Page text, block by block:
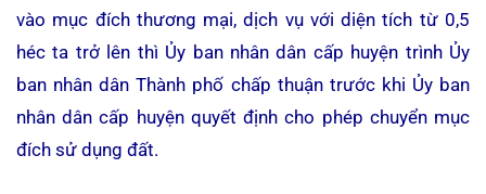
vào mục đích thương mại, dịch vụ với diện tích từ 0,5
héc ta trở lên thì Ủy ban nhân dân cấp huyện trình Ủy
ban nhân dân Thành phố chấp thuận trước khi Ủy ban
nhân dân cấp huyện quyết định cho phép chuyển mục
đích sử dụng đất.